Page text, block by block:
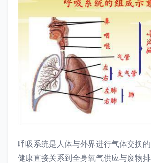
呼吸系统是人体与外界进行气体交换
健康直接关系到全身氧气供应与废物